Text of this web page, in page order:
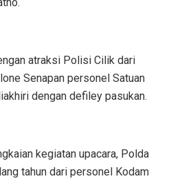
atraksi Polisi Cilik dari
Senapan personel Satuan
dengan defiley pasukan.
kegiatan upacara, Polda
tahun dari personel Kodam